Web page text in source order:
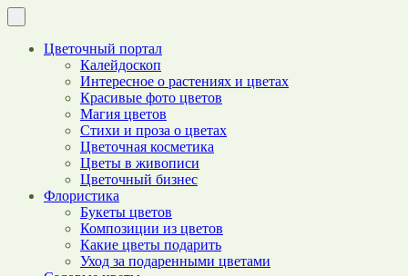
Цветочный портал
Калейдоскоп
Интересное о растениях и цветах
Красивые фото цветов
Магия цветов
Стихи и проза о цветах
Цветочная косметика
Цветы в живописи
Цветочный бизнес
Флористика
Букеты цветов
Композиции из цветов
Какие цветы подарить
Уход за подаренными цветами